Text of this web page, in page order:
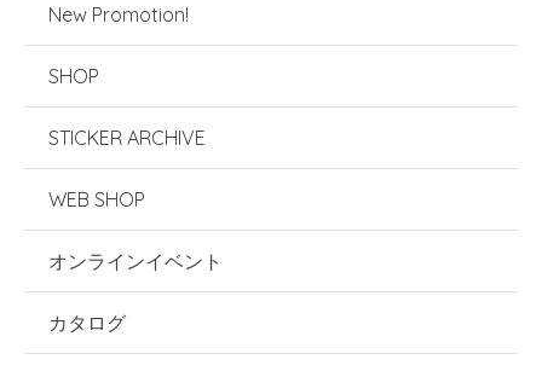
New Promotion!
SHOP
STICKER ARCHIVE
WEB SHOP
オンラインイベント
カタログ